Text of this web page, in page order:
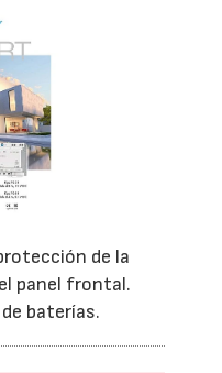
de la
panel frontal.
baterías.